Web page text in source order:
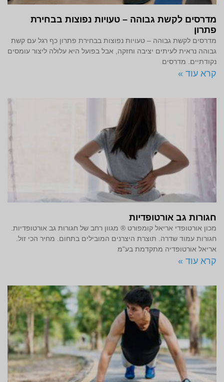
מדרסים לקשת גבוהה – טעויות נפוצות בבחירת
פתרון
מדרסים לקשת גבוהה – טעויות נפוצות בבחירת פתרון כף רגל עם קשת
גבוהה נראית לעיתים יציבה וחזקה, אבל בפועל היא עלולה ליצור עומסים
נקודתיים. מדרסים
קרא עוד »
חגורות גב אורטופדיות
מכון אורטופדי אריאל קומפורט ® מגוון רחב של חגורות גב אורטופדיות.
חגורות עמוד שדרה. תוצרת היצרנים המובילים בתחום. מחיר הכי זול.
אריאל אורטופדיה מתקדמת בע"מ
קרא עוד »